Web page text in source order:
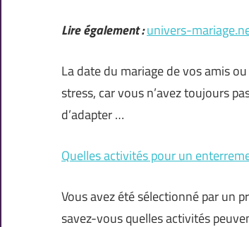
Lire également :univers-
La date du mariage de vos amis
stress, car vous n’avez toujours
d’adapter …
Quelles activités pour un
Vous avez été sélectionné par un
savez-vous quelles activités